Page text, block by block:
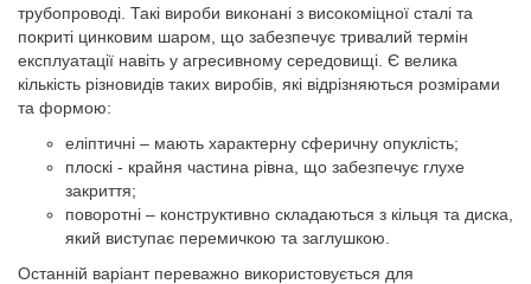
трубопроводі. Такі вироби виконані з високоміцної сталі та
покриті цинковим шаром, що забезпечує тривалий термін
експлуатації навіть у агресивному середовищі. Є велика
кількість різновидів таких виробів, які відрізняються розмірами
та формою:
еліптичні – мають характерну сферичну опуклість;
плоскі - крайня частина рівна, що забезпечує глухе
закриття;
поворотні – конструктивно складаються з кільця та диска,
який виступає перемичкою та заглушкою.
Останній варіант переважно використовується для